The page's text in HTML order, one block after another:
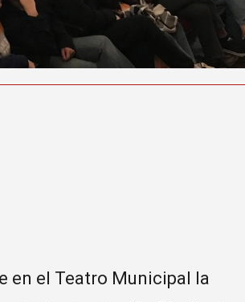
en el Teatro Municipal la